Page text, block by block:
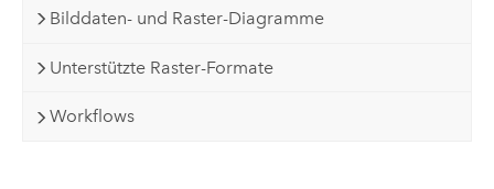
Bilddaten- und Raster-Diagramme
Unterstützte Raster-Formate
Workflows